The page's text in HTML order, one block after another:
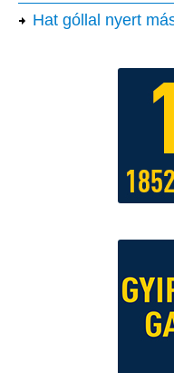
Hat góllal nyert